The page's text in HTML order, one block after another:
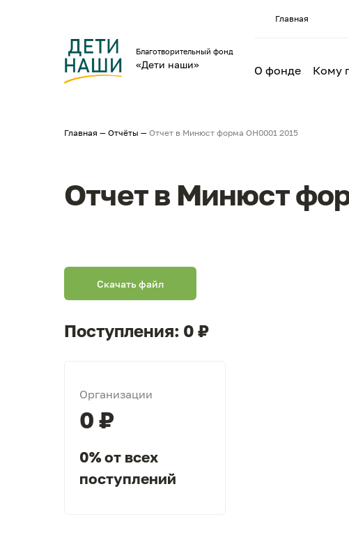
Благотворительный фонд
«Дети наши»
Главная
О фонде Кому
Главная — Отчёты — Отчет в Минюст форма ОН0001 2015
Отчет в Минюст
Скачать файл
Поступления: 0 ₽
Организации
0 ₽
0% от всех
поступлений